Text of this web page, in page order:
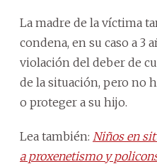
La madre de la víctima
condena, en su caso a 3
violación del deber de
de la situación, pero no
o proteger a su hijo.
Lea también: Niños en
a proxenetismo y